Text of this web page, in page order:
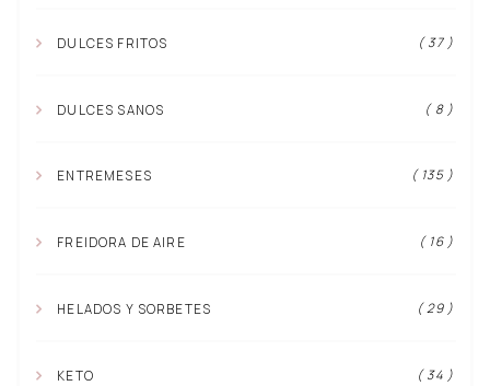
DULCES FRITOS ( 37 )
DULCES SANOS ( 8 )
ENTREMESES ( 135 )
FREIDORA DE AIRE ( 16 )
HELADOS Y SORBETES ( 29 )
KETO ( 34 )